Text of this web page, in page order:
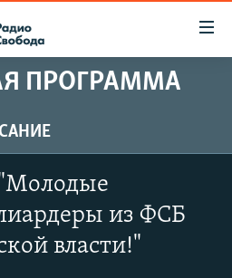
ПРОГРАММА
из ФСБ
власти!"